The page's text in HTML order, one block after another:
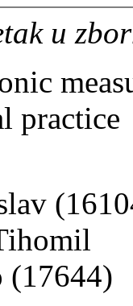
u
practice
(17644)